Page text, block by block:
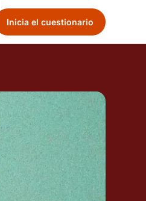
Inicia el cuestionario